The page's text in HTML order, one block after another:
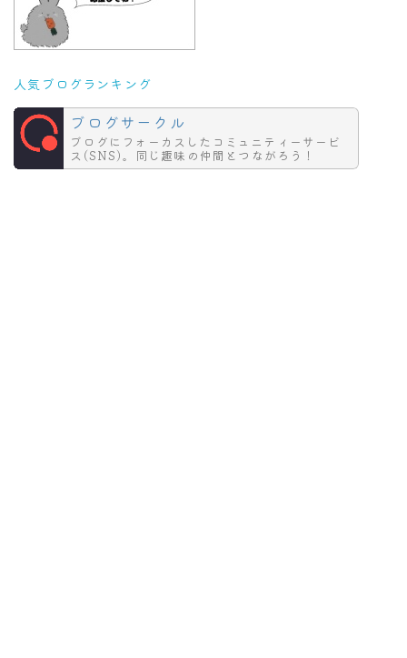
人気ブログランキング
ブログサークル
ブログにフォーカスしたコミュニティーサービ
ス(SNS)。同じ趣味の仲間とつながろう！